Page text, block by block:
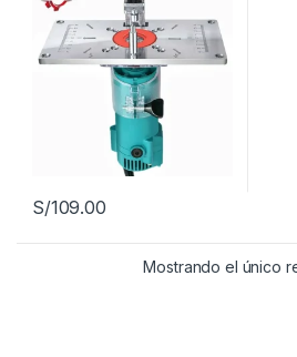
S/109.00
Mostrando el único